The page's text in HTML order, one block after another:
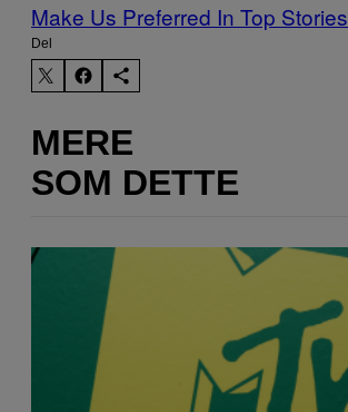
Make Us Preferred In Top Stories
Del
MERE
SOM DETTE